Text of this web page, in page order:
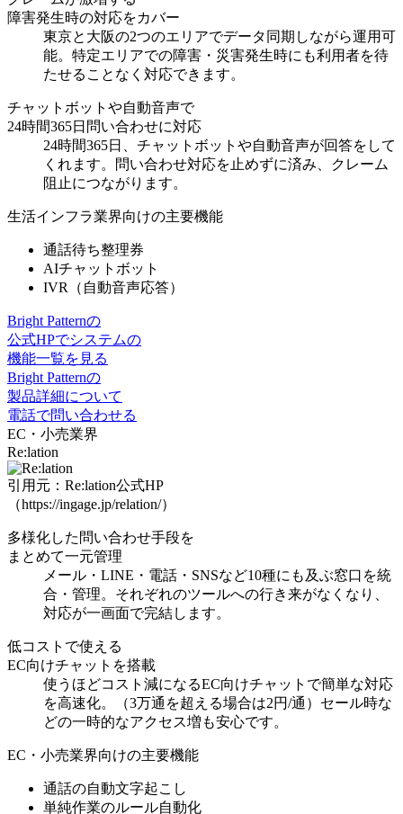
障害発生時の対応をカバー
東京と大阪の2つのエリアでデータ同期しながら運用可
能。特定エリアでの障害・災害発生時にも利用者を待
たせることなく対応できます。
チャットボットや自動音声で
24時間365日問い合わせに対応
24時間365日、チャットボットや自動音声が回答をして
くれます。
問い合わせ対応を止めずに済み、クレーム
阻止につながります。
生活インフラ業界向けの主要機能
通話待ち整理券
AIチャットボット
IVR（自動音声応答）
Bright Patternの
公式HPでシステムの
機能一覧を見る
Bright Patternの
製品詳細について
電話で問い合わせる
EC・小売業界
Re:lation
引用元：Re:lation公式HP
（https://ingage.jp/relation/）
多様化した問い合わせ手段を
まとめて一元管理
メール・LINE・電話・SNSなど10種にも及ぶ窓口を統
合・管理。それぞれのツールへの行き来がなくなり、
対応が一画面で完結します。
低コストで使える
EC向けチャットを搭載
使うほどコスト減になるEC向けチャット で簡単な対応
を高速化。（3万通を超える場合は2円/通）セール時な
どの一時的なアクセス増も安心です。
EC・小売業界向けの主要機能
通話の自動文字起こし
単純作業のルール自動化